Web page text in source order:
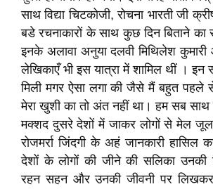
साथ विद्या चिटकोजी, रोचना भारती जी
बडे रचनाकारों के साथ कुछ दिन बिताने का
इनके अलावा अनुया दलवी मिथिलेश कुमारी
लेखिकाएँ भी इस यात्रा में शामिल थीं । इन
मिली मगर ऐसा लगा की जैसे मैं बहुत पहले
मेरा खुशी का तो अंत नहीं था। हम सब साथ
मक्शद दुसरे देशों में जाकर लोगों से मेल
रोजमर्रा जिंदगी के अहं जानकारी हासिल
देशों के लोगों की जीने की सलिका उनकी
रहन सहन और उनकी जीवनी पर लिखकर